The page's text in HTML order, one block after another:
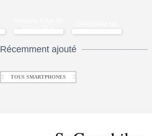
Récemment ajouté
Ξ TOUS SMARTPHONES Ξ